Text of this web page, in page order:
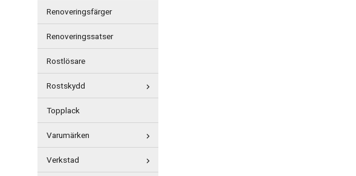
Renoveringsfärger
Renoveringssatser
Rostlösare
Rostskydd
Topplack
Varumärken
Verkstad